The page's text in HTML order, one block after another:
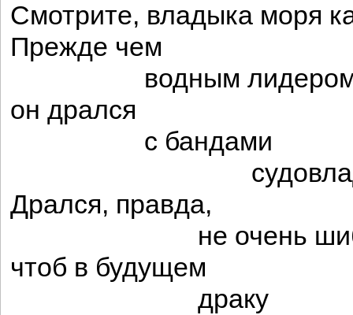
Смотрите, владыка моря
Прежде чем
водным лидером
он дрался
с бандами
Дрался, правда,
не очень
чтоб в будущем
драку